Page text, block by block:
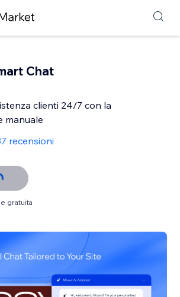
Chat
clienti 24/7 con la
manuale
recensioni
gratuita